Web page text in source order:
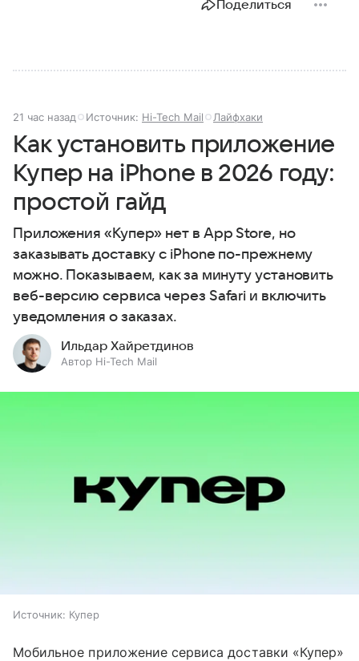
Поделиться
21 час назад Источник: Hi-Tech Mail Лайфхаки
Как установить приложение
Купер на iPhone в 2026 году:
простой гайд
Приложения «Купер» нет в App Store, но
заказывать доставку с iPhone по-прежнему
можно. Показываем, как за минуту установить
веб-версию сервиса через Safari и включить
уведомления о заказах.
Ильдар Хайретдинов
Автор Hi-Tech Mail
Источник: Купер
Мобильное приложение сервиса доставки «Купер»